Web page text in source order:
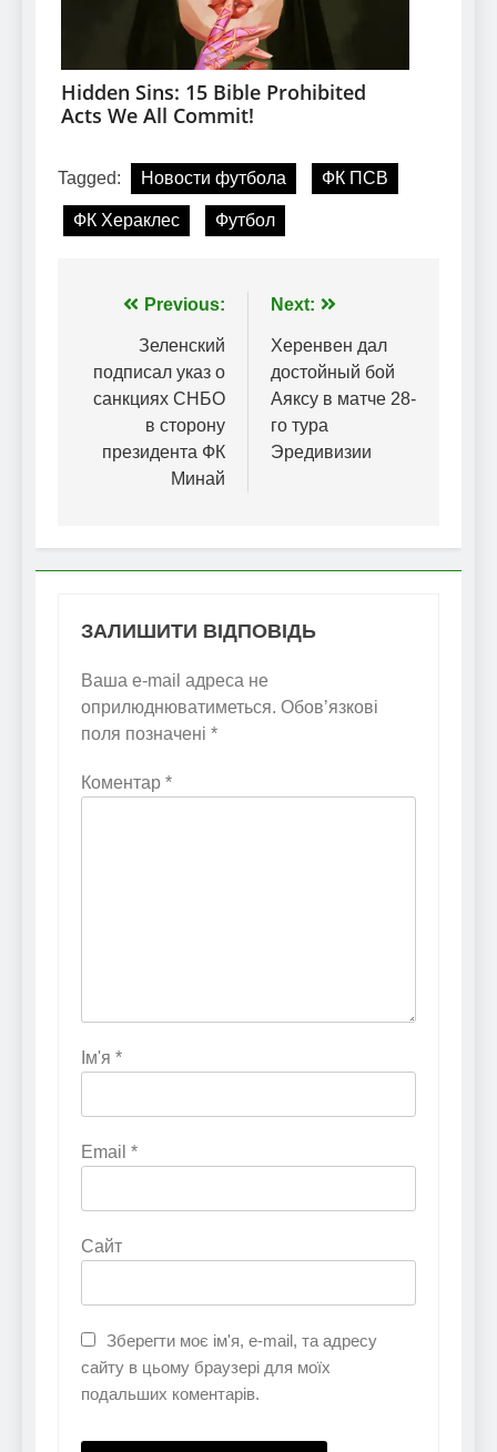
Tagged: Новости футбола ФК ПСВ
ФК Хераклес Футбол
Навігація
записів
Previous:
Зеленский
подписал указ о
санкциях СНБО
в сторону
президента ФК
Минай
Next:
Херенвен дал
достойный бой
Аяксу в матче 28-
го тура
Эредивизии
ЗАЛИШИТИ ВІДПОВІДЬ
Ваша e-mail адреса не
оприлюднюватиметься. Обов’язкові
поля позначені *
Коментар *
Ім'я *
Email *
Сайт
Зберегти моє ім'я, e-mail, та адресу
сайту в цьому браузері для моїх
подальших коментарів.